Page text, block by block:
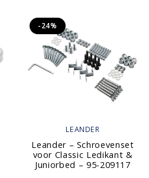
LEANDER
Leander – Schroevenset
voor Classic Ledikant &
Juniorbed – 95-209117
-24%